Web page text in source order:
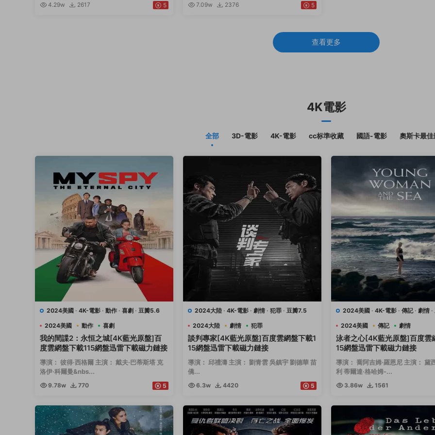
4.29w 2617 5 7.09w 2376 5
查看更多
4K電影
全部 3D-電影 4K-電影 cc标準收藏 國語-電影 奧斯卡最
2024美國 · 4K-電影 · 動作 · 喜劇 · 豆瓣5.6
2024美國 動作 喜劇
我的間諜2：永恒之城[4K藍光原盤]百
度雲網盤下載115網盤迅雷下載磁力鏈接
導演： 彼得·西格爾 主演： 戴夫·巴蒂斯塔 克
洛伊·科爾曼&nbs...
9.78w 770 5
2024大陸 · 4K-電影 · 劇情 · 犯罪 · 豆瓣7.5
2024大陸 劇情 犯罪
談判專家[4K藍光原盤]百度雲網盤下載1
15網盤迅雷下載磁力鏈接
導演： 邱禮濤 主演： 劉青雲 吳鎮宇 劉德華 苗
僑...
6.3w 4420 5
2024美國 · 4K-電影 · 傳記· 劇情 ·
2024美國
傳記 劇情
泳者之心[4K藍光原盤]百度雲
15網盤迅雷下載磁力鏈接
導演： 喬阿吉姆·羅恩尼 主演： 黛
利 蒂爾達·格哈姆-...
3.86w 1561